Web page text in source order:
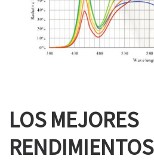
LOS MEJORES
RENDIMIENTOS